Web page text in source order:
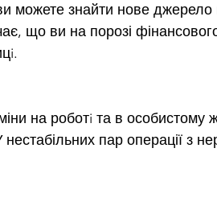
можете знайти нове джерело
що ви на порозі
на роботi та в особистому
пар операції з